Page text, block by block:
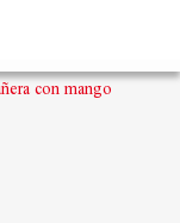
con mango